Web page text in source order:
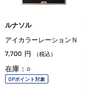
ルナソル
アイカラーレーションＮ
7,700 円 （税込）
在庫：○
OPポイント対象